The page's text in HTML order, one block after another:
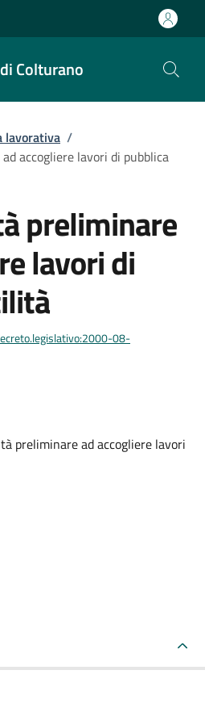
Colturano
lavorativa /
accogliere lavori di pubblica
preliminare
lavori di
08-
preliminare ad accogliere lavori